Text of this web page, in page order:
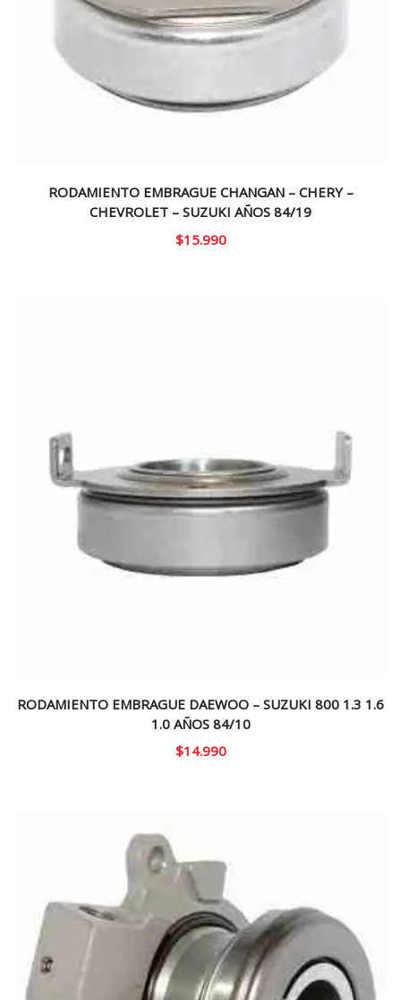
RODAMIENTO EMBRAGUE CHANGAN – CHERY –
CHEVROLET – SUZUKI AÑOS 84/19
$15.990
RODAMIENTO EMBRAGUE DAEWOO – SUZUKI 800 1.3 1.6
1.0 AÑOS 84/10
$14.990